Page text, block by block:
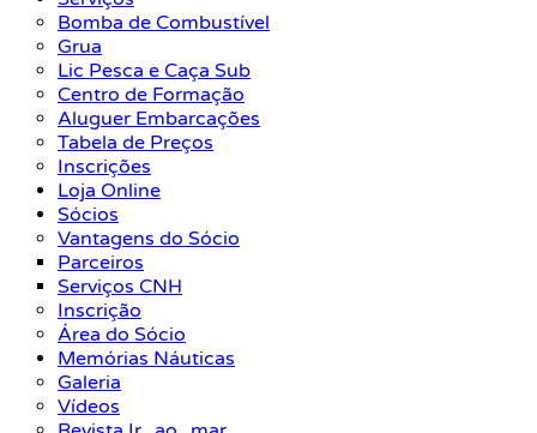
Bomba de Combustível
Grua
Lic Pesca e Caça Sub
Centro de Formação
Aluguer Embarcações
Tabela de Preços
Inscrições
Loja Online
Sócios
Vantagens do Sócio
Parceiros
Serviços CNH
Inscrição
Área do Sócio
Memórias Náuticas
Galeria
Vídeos